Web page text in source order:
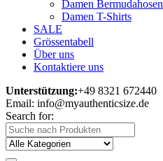
Damen Bermudahosen
Damen T-Shirts
SALE
Grössentabell
Über uns
Kontaktiere uns
Unterstützung:+49 8321 672440
Email: info@myauthenticsize.de
Search for: